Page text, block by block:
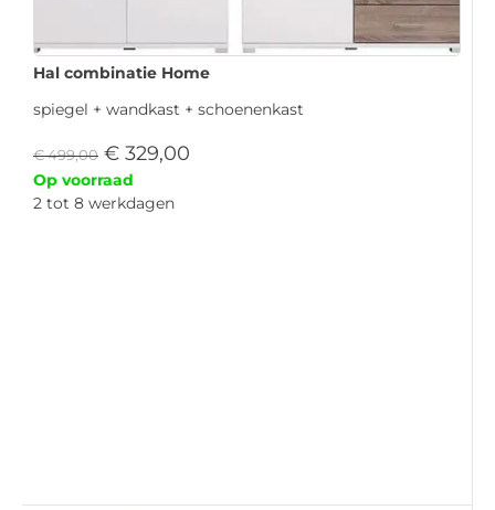
Hal combinatie Home
spiegel + wandkast + schoenenkast
€499,00 € 329,00
Op voorraad
2 tot 8 werkdagen